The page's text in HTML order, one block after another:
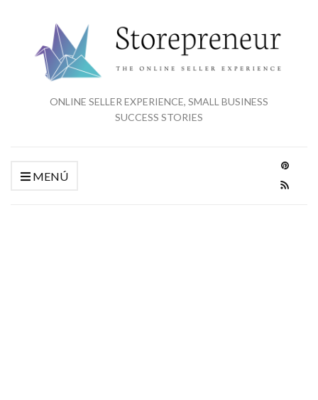
ONLINE SELLER EXPERIENCE, SMALL BUSINESS
SUCCESS STORIES
MENÚ